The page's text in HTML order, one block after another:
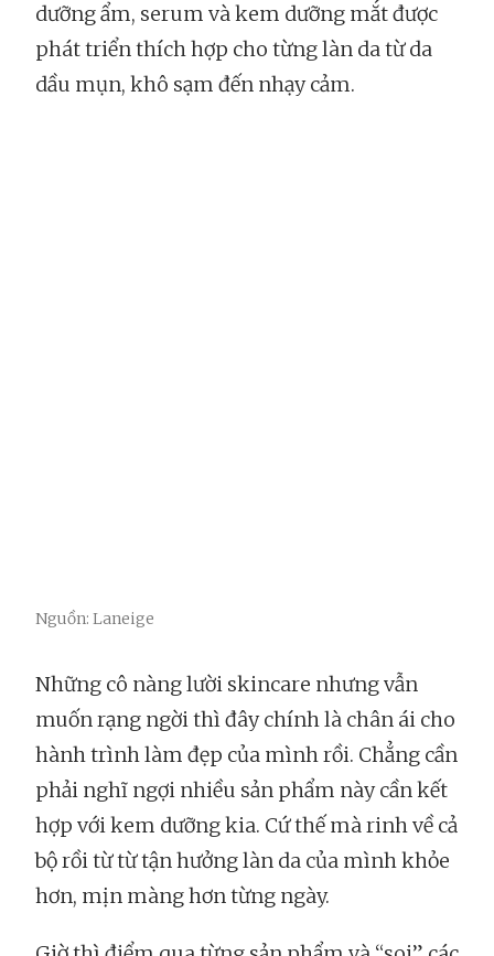
dưỡng ẩm, serum và kem dưỡng mắt được
phát triển thích hợp cho từng làn da từ da
dầu mụn, khô sạm đến nhạy cảm.
Nguồn: Laneige
Những cô nàng lười skincare nhưng vẫn
muốn rạng ngời thì đây chính là chân ái cho
hành trình làm đẹp của mình rồi. Chẳng cần
phải nghĩ ngợi nhiều sản phẩm này cần kết
hợp với kem dưỡng kia. Cứ thế mà rinh về cả
bộ rồi từ từ tận hưởng làn da của mình khỏe
hơn, mịn màng hơn từng ngày.